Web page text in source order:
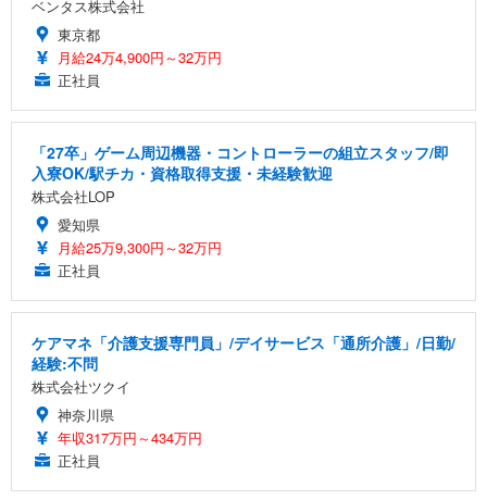
ベンタス株式会社
東京都
月給24万4,900円～32万円
正社員
「27卒」ゲーム周辺機器・コントローラーの組立スタッフ/即
入寮OK/駅チカ・資格取得支援・未経験歓迎
株式会社LOP
愛知県
月給25万9,300円～32万円
正社員
ケアマネ「介護支援専門員」/デイサービス「通所介護」/日勤/
経験:不問
株式会社ツクイ
神奈川県
年収317万円～434万円
正社員